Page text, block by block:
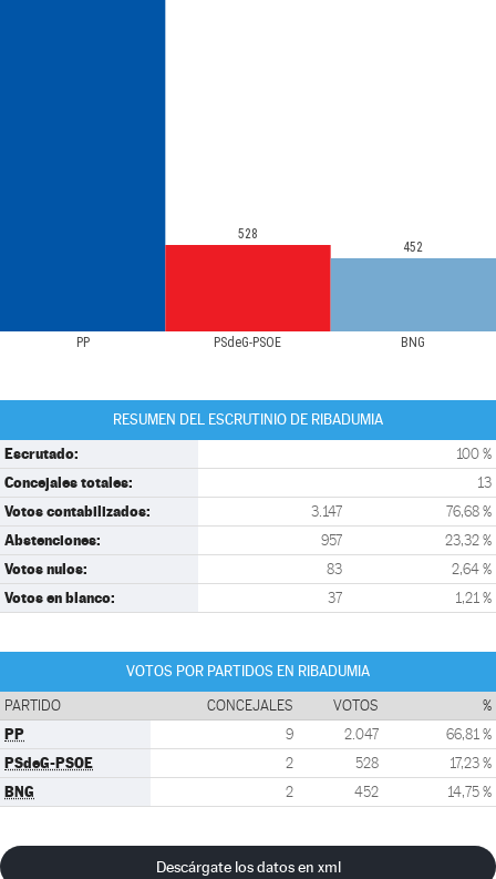
PP PSdeG-PSOE BNG
528
452
RESUMEN DEL ESCRUTINIO DE RIBADUMIA
Escrutado: 100 %
Concejales totales: 13
Votos contabilizados: 3.147 76,68 %
Abstenciones: 957 23,32 %
Votos nulos: 83 2,64 %
Votos en blanco: 37 1,21 %
VOTOS POR PARTIDOS EN RIBADUMIA
PARTIDO CONCEJALES VOTOS %
PP 9 2.047 66,81 %
PSdeG-PSOE 2 528 17,23 %
BNG 2 452 14,75 %
Descárgate los datos en xml